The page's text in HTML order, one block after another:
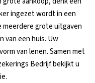
ingezet wordt in een
meerdere grote uitgaven
van een huis. Uw
van lenen. Samen met
Bedrijf bekijkt u